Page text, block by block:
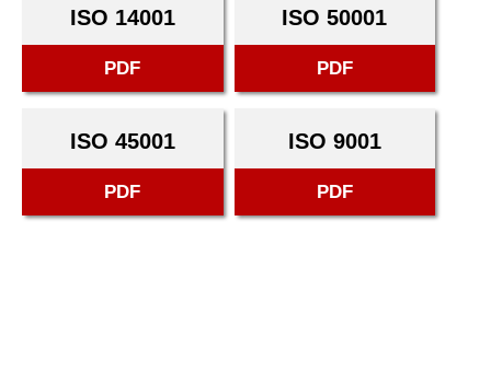
ISO 14001
PDF
ISO 50001
PDF
ISO 45001
PDF
ISO 9001
PDF